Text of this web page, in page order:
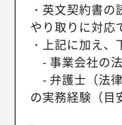
・英文契約書
やり取りに対応
・上記に加え
- 事業会社の
- 弁護士（法
の実務経験（目